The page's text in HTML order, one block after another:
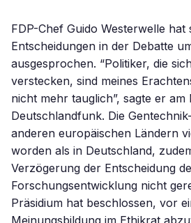
FDP-Chef Guido Westerwelle
Entscheidungen in der Debatte
ausgesprochen. “Politiker, die
verstecken, sind meines
nicht mehr tauglich”, sagte er am
Deutschlandfunk. Die
anderen europäischen Ländern
worden als in Deutschland,
Verzögerung der Entscheidung
Forschungsentwicklung nicht
Präsidium hat beschlossen, vor
Meinungsbildung im Ethikrat